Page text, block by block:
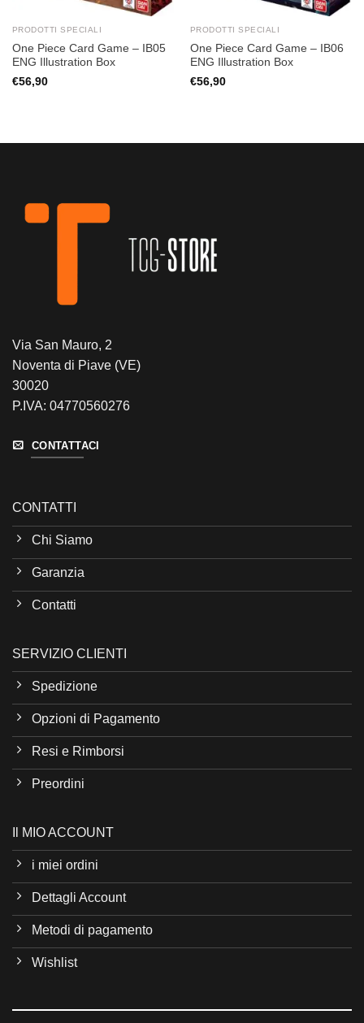
PRODOTTI SPECIALI
One Piece Card Game – IB05
ENG Illustration Box
€56,90
PRODOTTI SPECIALI
One Piece Card Game – IB06
ENG Illustration Box
€56,90
Via San Mauro, 2
Noventa di Piave (VE)
30020
P.IVA: 04770560276
CONTATTACI
CONTATTI
Chi Siamo
Garanzia
Contatti
SERVIZIO CLIENTI
Spedizione
Opzioni di Pagamento
Resi e Rimborsi
Preordini
Il MIO ACCOUNT
i miei ordini
Dettagli Account
Metodi di pagamento
Wishlist